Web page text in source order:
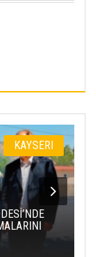
KAYSERI
YHT